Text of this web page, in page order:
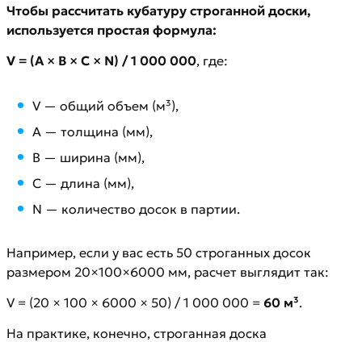
Чтобы рассчитать кубатуру строганной доски,
используется простая формула:
V = (A × B × C × N) / 1 000 000, где:
V — общий объем (м³),
A — толщина (мм),
B — ширина (мм),
C — длина (мм),
N — количество досок в партии.
Например, если у вас есть 50 строганных досок
размером 20×100×6000 мм, расчет выглядит так:
V = (20 × 100 × 6000 × 50) / 1 000 000 = 60 м³.
На практике, конечно, строганная доска